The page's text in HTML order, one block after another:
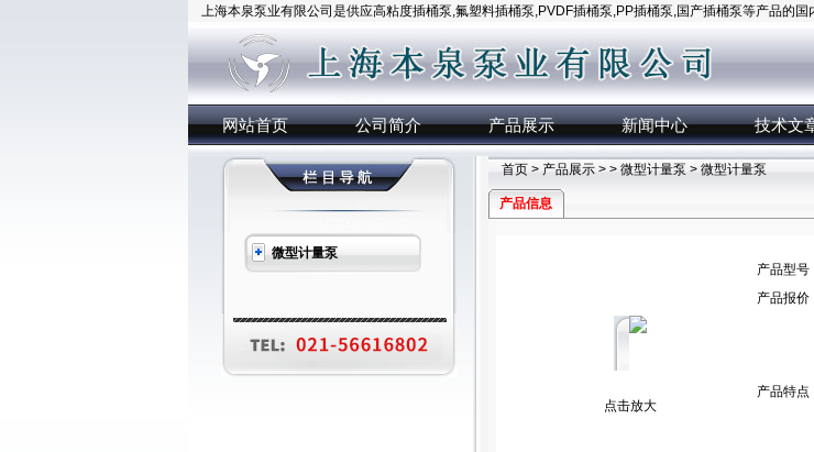
上海本泉泵业有限公司是供应高粘度插桶泵,氟塑料插桶泵,PVDF插桶泵,PP插桶泵,国产插桶泵等产品的国
网站首页 公司简介 产品展示 新闻中心 技术文
微型计量泵
首页> 产品展示> > 微型计量泵 > 微型计量泵
产品信息
点击放大
产品型号
产品报价
产品特点